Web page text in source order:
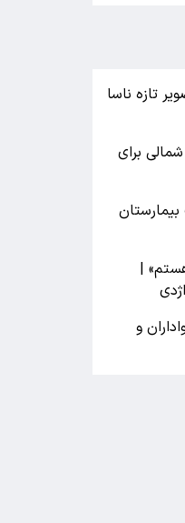
تازه ناسا
برای
|
و